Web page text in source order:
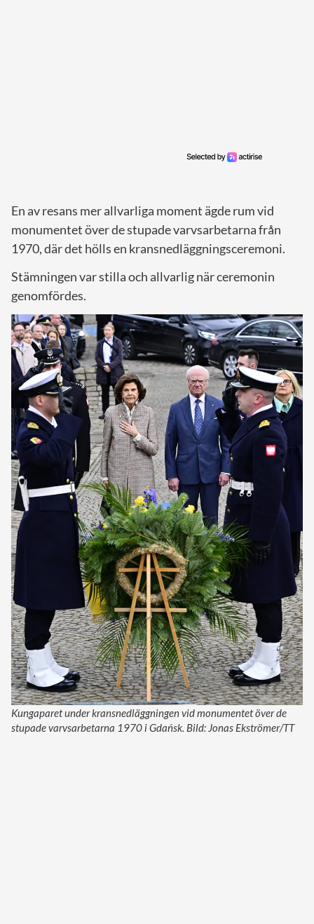
En av resans mer allvarliga moment ägde rum vid
monumentet över de stupade varvsarbetarna från
1970, där det hölls en kransnedläggningsceremoni.
Stämningen var stilla och allvarlig när ceremonin
genomfördes.
Kungaparet under kransnedläggningen vid monumentet över de
stupade varvsarbetarna 1970 i Gdańsk. Bild: Jonas Ekströmer/TT